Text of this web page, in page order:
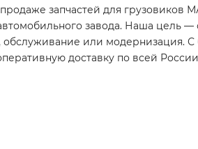
запчастей для
завода. Наша цель
или модернизация.
доставку по всей